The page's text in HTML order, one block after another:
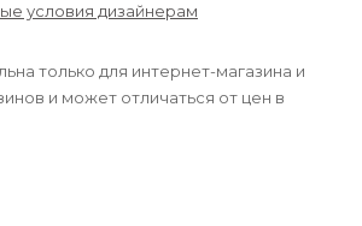
условия дизайнерам
только для интернет-магазина и
и может отличаться от цен в